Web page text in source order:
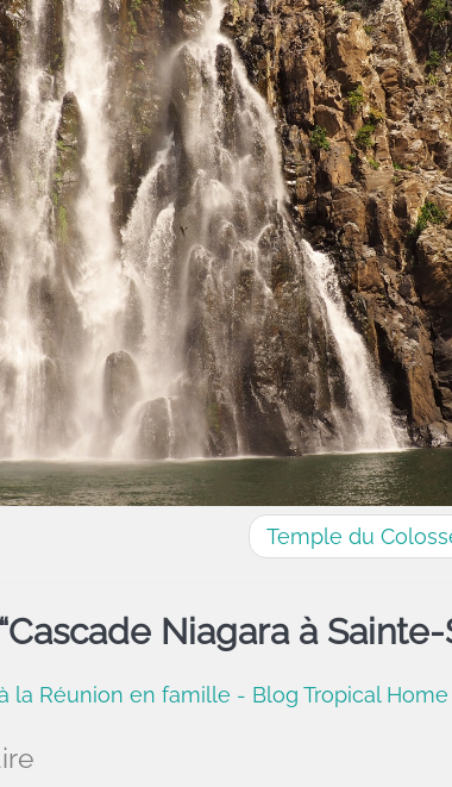
Temple du
Cascade Niagara à
la Réunion en famille - Blog Tropical Home